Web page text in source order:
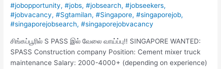
#jobopportunity,#jobs,#jobsearch,#jobseekers,
#jobvacancy,#Sgtamilan,#Singapore,#singaporejob,
#singaporejobsearch,#singaporejobvacancy
சிங்கப்பூரில் S PASS இல் வேலை வாய்ப்பு!! SINGAPORE WANTED:
SPASS Construction company Position: Cement mixer truck
maintenance Salary: 2000-4000+ (depending on experience)